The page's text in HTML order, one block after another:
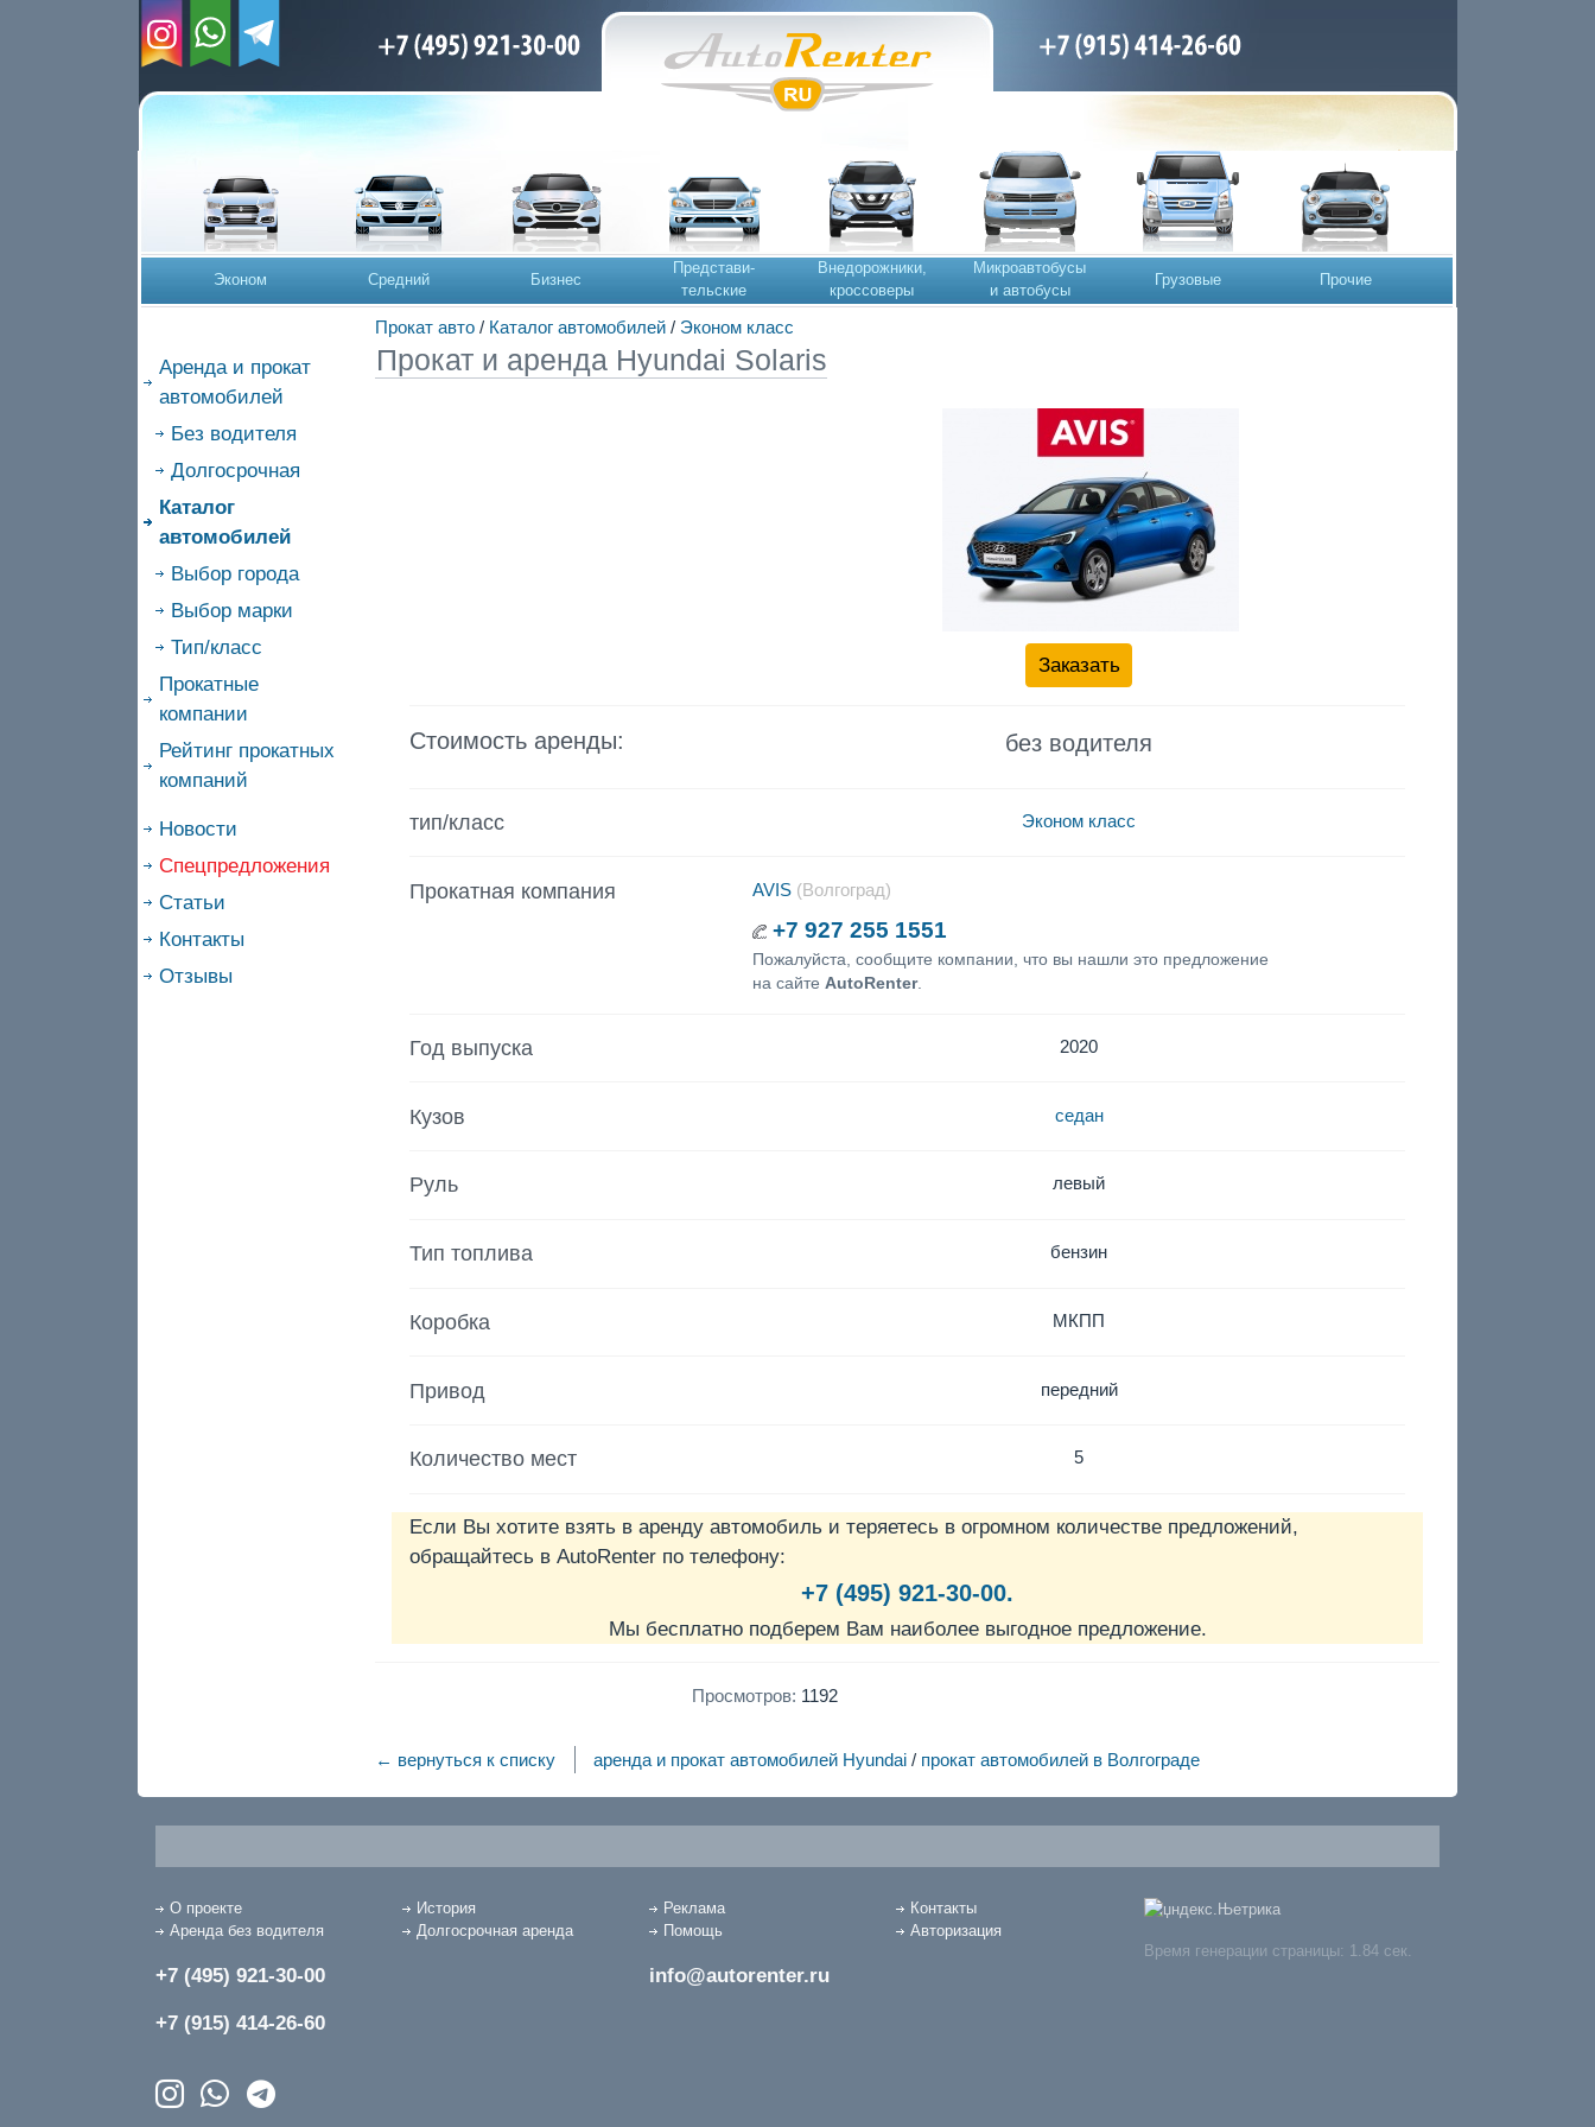
Эконом Средний Бизнес
Представи-
тельские
Внедорожники,
кроссоверы
Микроавтобусы
и автобусы
Грузовые Прочие
Прокат авто/ Каталог автомобилей/ Эконом класс
Аренда и прокат
автомобилей
Без водителя
Долгосрочная
Каталог
автомобилей
Выбор города
Выбор марки
Тип/класс
Прокатные
компании
Рейтинг прокатных
компаний
Новости
Спецпредложения
Статьи
Контакты
Отзывы
Прокат и аренда Hyundai Solaris
Заказать
Стоимость аренды: без водителя
тип/класс Эконом класс
Прокатная компания AVIS (Волгоград)
+7 927 255 1551
Пожалуйста, сообщите компании, что вы нашли это предложение
на сайтеAutoRenter.
Год выпуска 2020
Кузов седан
Руль левый
Тип топлива бензин
Коробка МКПП
Привод передний
Количество мест 5
Если Вы хотите взять в аренду автомобиль и теряетесь в огромном количестве предложений,
обращайтесь в AutoRenter по телефону:
+7 (495) 921-30-00.
Мы бесплатно подберем Вам наиболее выгодное предложение.
Просмотров: 1192
← вернуться к списку аренда и прокат автомобилей Hyundai / прокат автомобилей в Волгограде
О проекте История Реклама
Контакты
Аренда без водителя
Долгосрочная аренда Помощь Авторизация
+7 (495) 921-30-00
+7 (915) 414-26-60
info@autorenter.ru
Время генерации страницы: 1.84 сек.